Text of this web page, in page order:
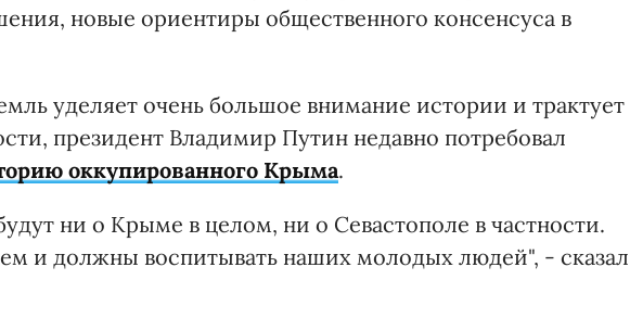
новые ориентиры общественного консенсуса в
уделяет очень большое внимание истории и трактует
президент Владимир Путин недавно потребовал
оккупированного Крыма.
ни о Крыме в целом, ни о Севастополе в частности.
и должны воспитывать наших молодых людей", - сказал